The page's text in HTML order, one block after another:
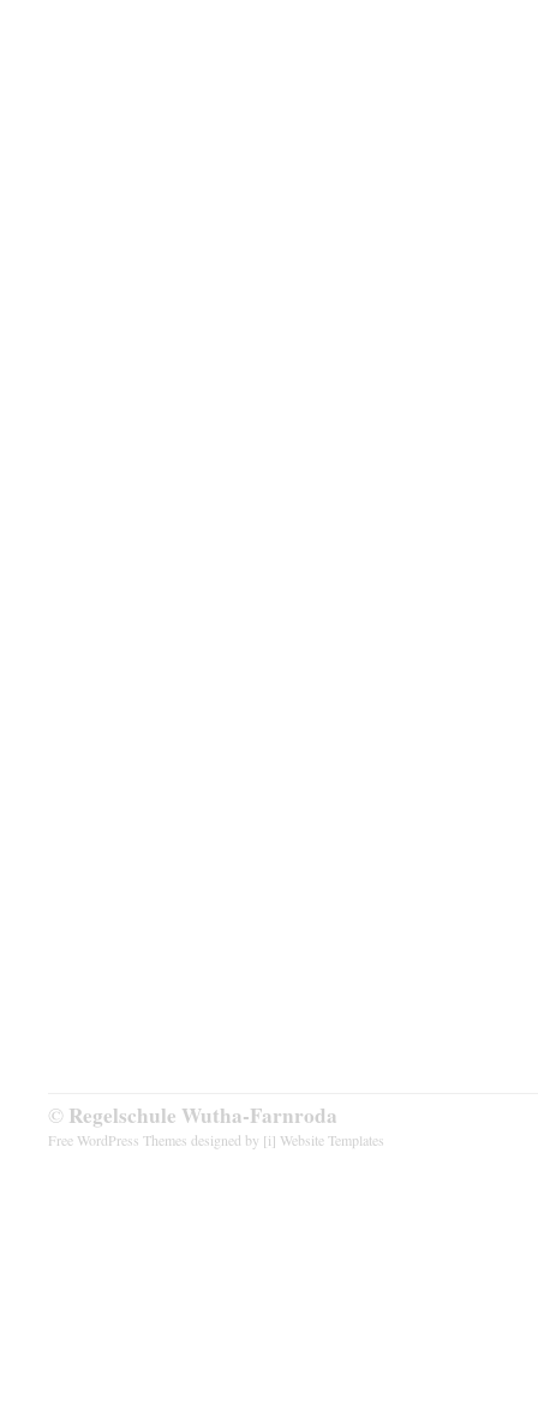
© Regelschule Wutha-Farnroda
Free WordPress Themes designed by [i] Website Templates